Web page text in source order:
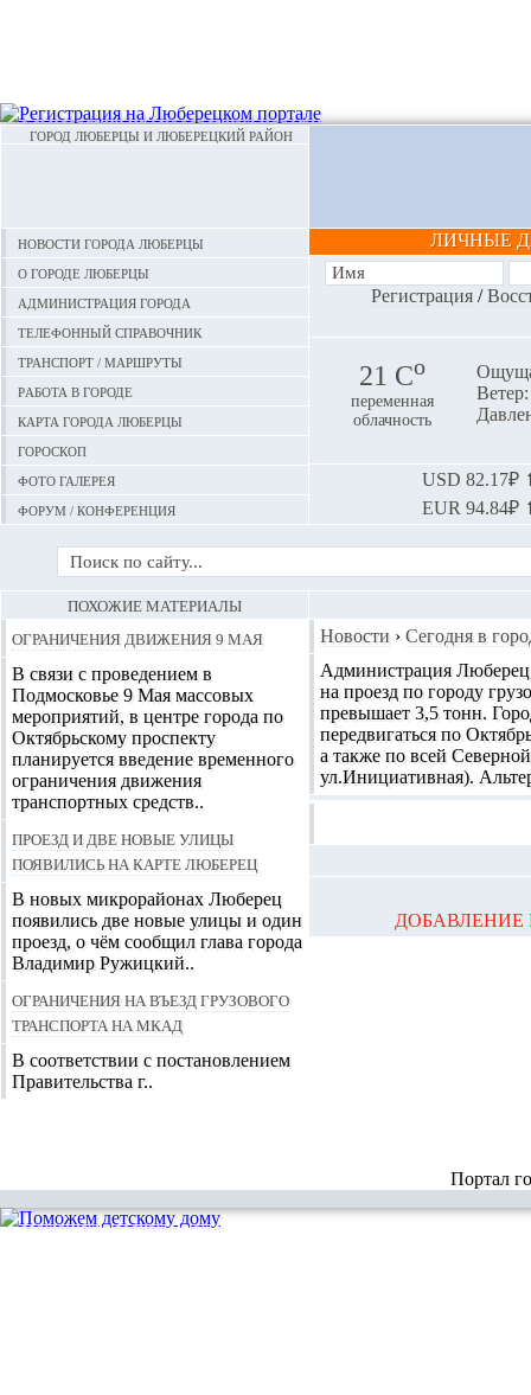
ГОРОД ЛЮБЕРЦЫ И ЛЮБЕРЕЦКИЙ РАЙОН
Новости города Люберцы
О городе Люберцы
Администрация города
Телефонный справочник
Транспорт / маршруты
Работа в городе
Карта города Люберцы
Гороскоп
Фото галерея
Форум / конференция
ЛИЧНЫЕ
Регистрация/
21 Сo
переменная
облачность
USD 82.17₽
EUR 94.84₽
Новости › Сегодня в
Администрация
на проезд по городу
превышает 3,5 тонн.
передвигаться по
а также по всей
ул.Инициативная).
ДОБАВЛЕНИЕ
ПОХОЖИЕ МАТЕРИАЛЫ
Ограничения движения 9 мая
В связи с проведением в
Подмосковье 9 Мая массовых
мероприятий, в центре города по
Октябрьскому проспекту
планируется введение временного
ограничения движения
транспортных средств..
Проезд и две новые улицы
появились на карте Люберец
В новых микрорайонах Люберец
появились две новые улицы и один
проезд, о чём сообщил глава города
Владимир Ружицкий..
Ограничения на въезд грузового
транспорта на МКАД
В соответствии с постановлением
Правительства г..
Портал